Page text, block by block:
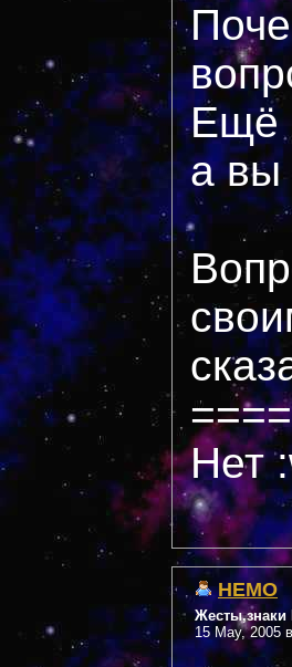
Ещё
а вы
Нет
НЕМО
15 May, 2005